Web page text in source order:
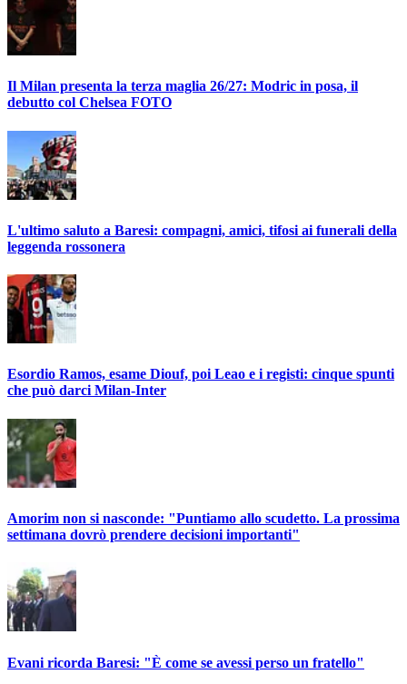
Il Milan presenta la terza maglia 26/27: Modric in posa, il
debutto col Chelsea FOTO
L'ultimo saluto a Baresi: compagni, amici, tifosi ai funerali della
leggenda rossonera
Esordio Ramos, esame Diouf, poi Leao e i registi: cinque spunti
che può darci Milan-Inter
Amorim non si nasconde: "Puntiamo allo scudetto. La prossima
settimana dovrò prendere decisioni importanti"
Evani ricorda Baresi: "È come se avessi perso un fratello"